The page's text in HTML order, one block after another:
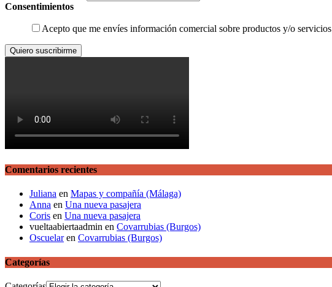
Consentimientos
Acepto que me envíes información comercial sobre productos y/o servicios
Comentarios recientes
Juliana en Mapas y compañía (Málaga)
Anna en Una nueva pasajera
Coris en Una nueva pasajera
vueltaabiertaadmin en Covarrubias (Burgos)
Oscuelaren Covarrubias (Burgos)
Categorías